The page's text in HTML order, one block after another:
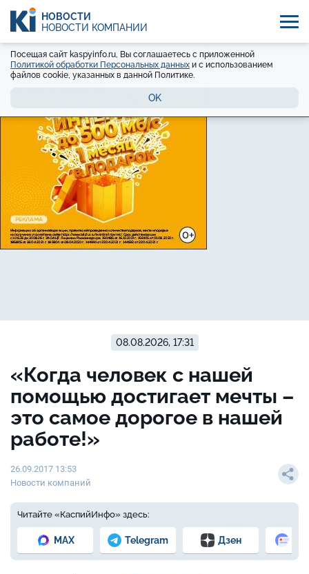
НОВОСТИ
НОВОСТИ КОМПАНИЙ
Посещая сайт kaspyinfo.ru, Вы соглашаетесь с приложенной
Политикой обработки Персональных данных и с использованием
файлов cookie, указанных в данной Политике.
OK
08.08.2026, 17:31
«Когда человек с нашей
помощью достигает мечты –
это самое дорогое в нашей
работе!»
26.09.2017 13:53
Новости компаний
Читайте «КаспийИнфо» здесь:
MAX Telegram Дзен